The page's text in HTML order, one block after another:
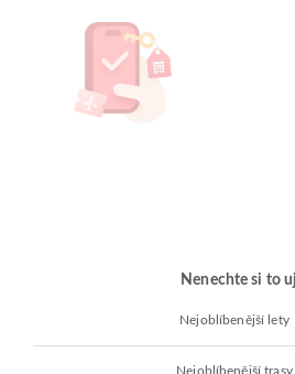
Nenechte si to
Nejoblíbenější lety
Nejoblíbenější trasy